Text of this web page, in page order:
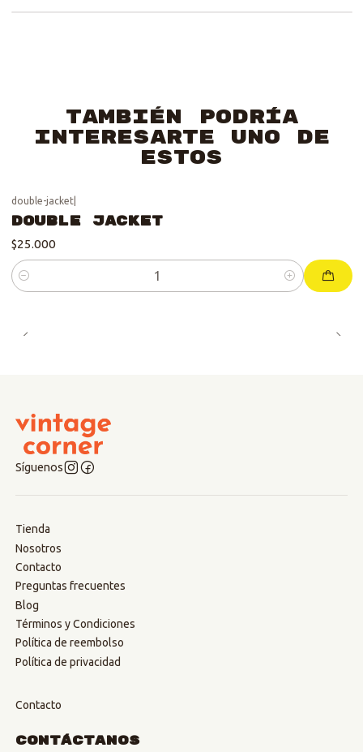
También podría
interesarte uno de
estos
double-jacket|
Double Jacket
$25.000
Cantidad
Síguenos
Tienda
Nosotros
Contacto
Preguntas frecuentes
Blog
Términos y Condiciones
Política de reembolso
Política de privacidad
Contacto
Contáctanos